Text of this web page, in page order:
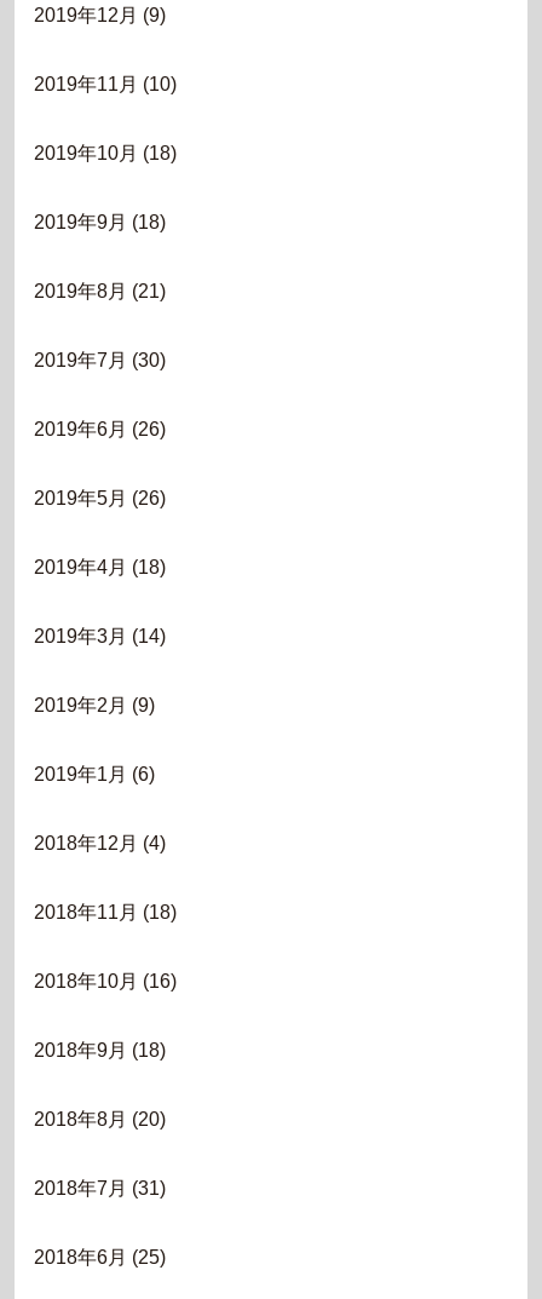
2019年12月 (9)
2019年11月 (10)
2019年10月 (18)
2019年9月 (18)
2019年8月 (21)
2019年7月 (30)
2019年6月 (26)
2019年5月 (26)
2019年4月 (18)
2019年3月 (14)
2019年2月 (9)
2019年1月 (6)
2018年12月 (4)
2018年11月 (18)
2018年10月 (16)
2018年9月 (18)
2018年8月 (20)
2018年7月 (31)
2018年6月 (25)